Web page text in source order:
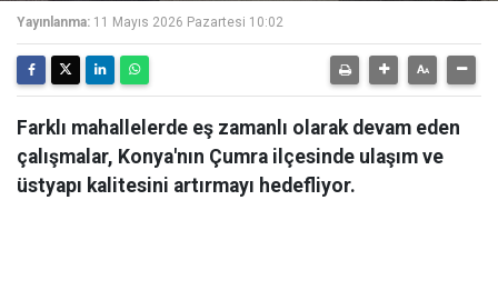
Yayınlanma: 11 Mayıs 2026 Pazartesi 10:02
Farklı mahallelerde eş zamanlı olarak devam eden
çalışmalar, Konya'nın Çumra ilçesinde ulaşım ve
üstyapı kalitesini artırmayı hedefliyor.